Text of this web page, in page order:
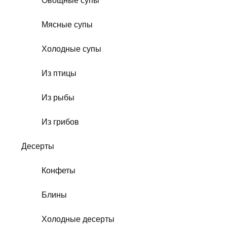
Мясные супы
Холодные супы
Из птицы
Из рыбы
Из грибов
Десерты
Конфеты
Блины
Холодные десерты